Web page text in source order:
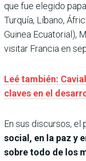
que fue elegido
Turquía, Líbano,
Guinea Ecuatorial),
visitar Francia en
Leé también:
claves en el
En sus discursos, el
social, en la paz y
sobre todo de los